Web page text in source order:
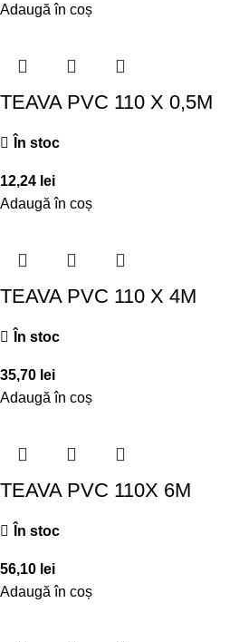
Adaugă în coș
TEAVA PVC 110 X 0,5M
În stoc
12,24 lei
Adaugă în coș
TEAVA PVC 110 X 4M
În stoc
35,70 lei
Adaugă în coș
TEAVA PVC 110X 6M
În stoc
56,10 lei
Adaugă în coș